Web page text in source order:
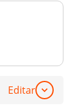
Editar